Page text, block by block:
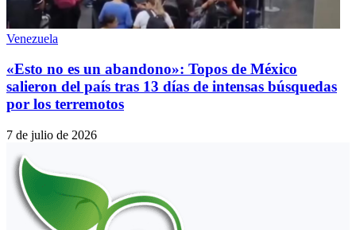
Venezuela
«Esto no es un abandono»: Topos de México
salieron del país tras 13 días de intensas búsquedas
por los terremotos
7 de julio de 2026